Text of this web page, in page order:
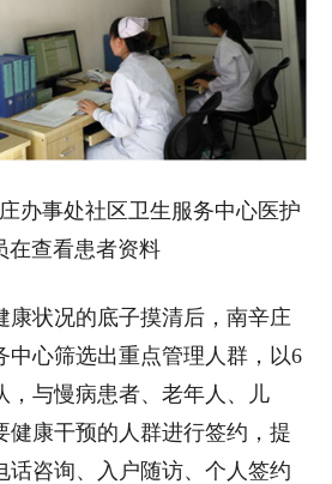
办事处社区卫生服务中心医护
在查看患者资料
康状况的底子摸清后，南辛庄
中心筛选出重点管理人群，以6
，与慢病患者、老年人、儿
健康干预的人群进行签约，提
话咨询、入户随访、个人签约